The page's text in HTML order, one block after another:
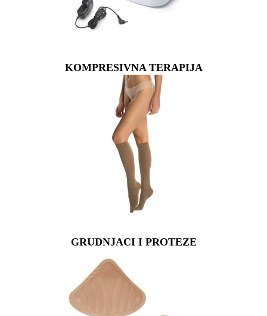
KOMPRESIVNA TERAPIJA
GRUDNJACI I PROTEZE